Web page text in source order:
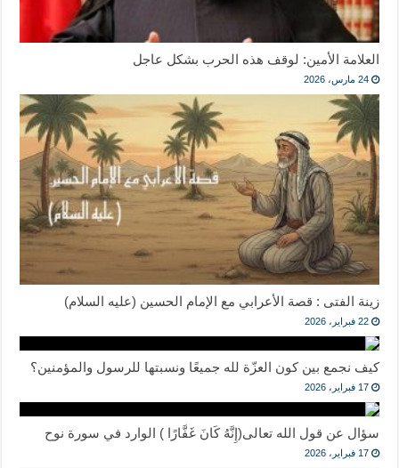
العلامة الأمين: لوقف هذه الحرب بشكل عاجل
24 مارس، 2026
زينة الفتى : قصة الأعرابي مع الإمام الحسين (عليه السلام)
22 فبراير، 2026
كيف نجمع بين كون العزّة لله جميعًا ونسبتها للرسول والمؤمنين؟
17 فبراير، 2026
سؤال عن قول الله تعالى(إِنَّهُ كَانَ غَفَّارًا ) الوارد في سورة نوح
17 فبراير، 2026